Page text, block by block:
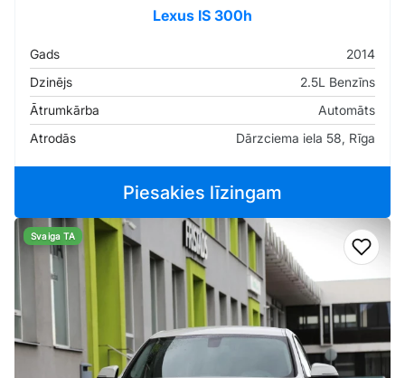
Lexus IS 300h
Gads
2014
Dzinējs
2.5L Benzīns
Ātrumkārba
Automāts
Atrodās
Dārzciema iela 58, Rīga
Piesakies līzingam
Svaiga TA